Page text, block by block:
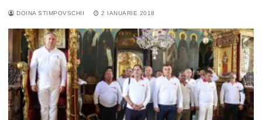
DOINA STIMPOVSCHII 2 IANUARIE 2018